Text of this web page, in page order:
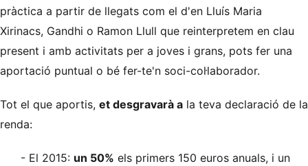
pràctica a partir de llegats com el d'en Lluís Maria
Xirinacs, Gandhi o Ramon Llull que reinterpretem en clau
present i amb activitats per a joves i grans, pots fer una
aportació puntual o bé fer-te'n soci-col·laborador.
Tot el que aportis, et desgravarà a la teva declaració de la
renda:
- El 2015: un 50% els primers 150 euros anuals, i un